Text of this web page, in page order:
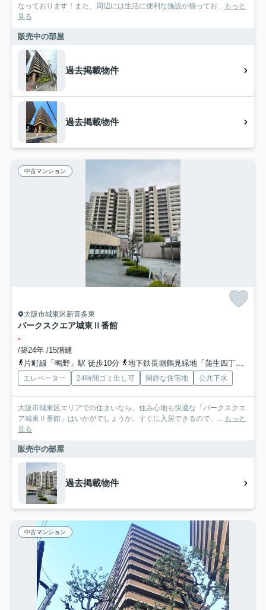
なっております！また、周辺には生活に便利な施設が揃ってお... もっと
見る
販売中の部屋
過去掲載物件
過去掲載物件
中古マンション
大阪市城東区新喜多東
パークスクエア城東Ⅱ番館
-
/築24年 /15階建
片町線「鴫野」駅 徒歩10分
地下鉄長堀鶴見緑地「蒲生四丁目」駅 徒歩17分
エレベーター 24時間ゴミ出し可 閑静な住宅地 公共下水
大阪市城東区エリアでの住まいなら、住み心地も快適な「パークスクエ
ア城東Ⅱ番館」はいかがでしょうか。すぐに入居できるので、... もっと
見る
販売中の部屋
過去掲載物件
中古マンション